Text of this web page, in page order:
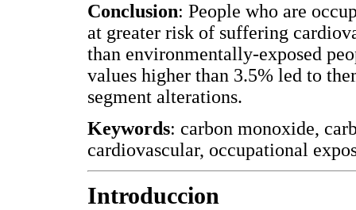
Conclusion: People who are
at greater risk of suffering
than environmentally-exposed
values higher than 3.5% led to
segment alterations.
Keywords: carbon monoxide,
cardiovascular, occupational
Introduccion